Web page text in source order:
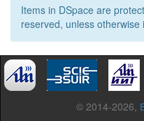
Items in DSpace are
reserved, unless otherwise
© 2014-2026,